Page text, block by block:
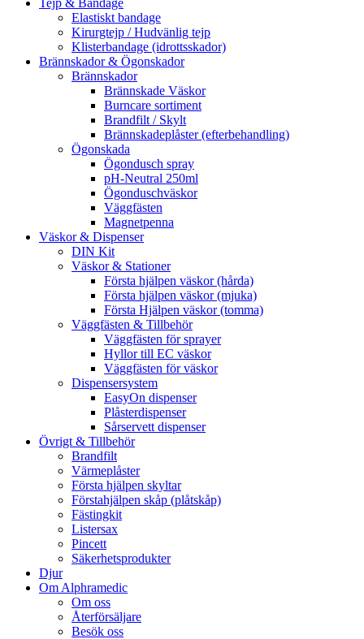
Tejp & Bandage
Elastiskt bandage
Kirurgtejp / Hudvänlig tejp
Klisterbandage (idrottsskador)
Brännskador & Ögonskador
Brännskador
Brännskade Väskor
Burncare sortiment
Brandfilt / Skylt
Brännskadeplåster (efterbehandling)
Ögonskada
Ögondusch spray
pH-Neutral 250ml
Ögonduschväskor
Väggfästen
Magnetpenna
Väskor & Dispenser
DIN Kit
Väskor & Stationer
Första hjälpen väskor (hårda)
Första hjälpen väskor (mjuka)
Första Hjälpen väskor (tomma)
Väggfästen & Tillbehör
Väggfästen för sprayer
Hyllor till EC väskor
Väggfästen för väskor
Dispensersystem
EasyOn dispenser
Plåsterdispenser
Sårservett dispenser
Övrigt & Tillbehör
Brandfilt
Värmeplåster
Första hjälpen skyltar
Förstahjälpen skåp (plåtskåp)
Fästingkit
Listersax
Pincett
Säkerhetsprodukter
Djur
Om Alphramedic
Om oss
Återförsäljare
Besök oss